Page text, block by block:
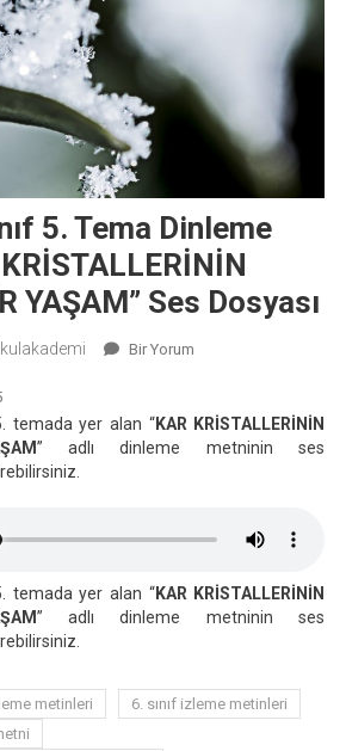
5. Tema Dinleme
YAŞAM” Ses Dosyası
Türkçe
5.
Tema
“KAR
PEŞİNDE
BİR
Dosyası
Bir Yorum
temada yer alan “KAR KRİSTALLERİNİN
” adlı dinleme metninin ses
temada yer alan “KAR KRİSTALLERİNİN
” adlı dinleme metninin ses
metinleri
6. sınıf izleme metinleri